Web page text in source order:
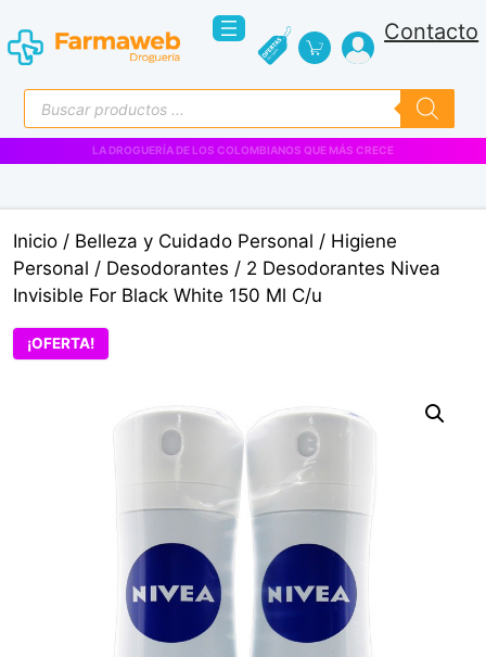
al
contenido
Contacto
Búsqueda
de
productos
Inicio / Belleza y Cuidado Personal / Higiene
Personal / Desodorantes / 2 Desodorantes Nivea
Invisible For Black White 150 Ml C/u
¡OFERTA!